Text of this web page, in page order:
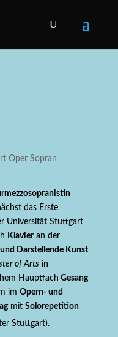
das Erste
Universität Stuttgart
Klavieran der
Darstellende Kunst
of Arts in
Hauptfach Gesang
im Opern- und
mit Solorepetition
Stuttgart).